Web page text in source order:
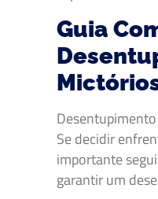
Guia
Se decidir
importante
garantir um